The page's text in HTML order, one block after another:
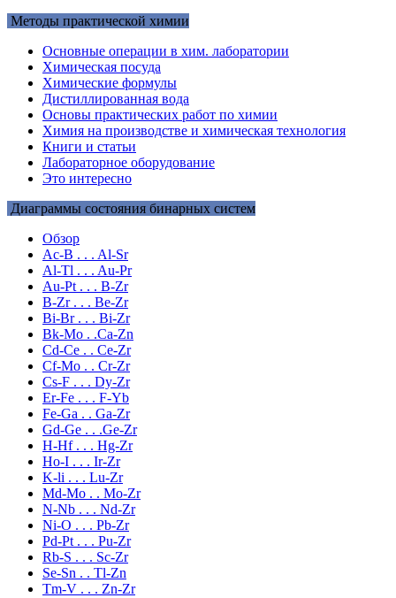
Методы практической химии
Основные операции в хим. лаборатории
Химическая посуда
Химические формулы
Дистиллированная вода
Основы практических работ по химии
Химия на производстве и химическая технология
Книги и статьи
Лабораторное оборудование
Это интересно
Диаграммы состояния бинарных систем
Обзор
Ac-B . . . Al-Sr
Al-Tl . . . Au-Pr
Au-Pt . . . B-Zr
B-Zr . . . Be-Zr
Bi-Br . . . Bi-Zr
Bk-Mo . .Ca-Zn
Cd-Ce . . Ce-Zr
Cf-Mo . . Cr-Zr
Cs-F . . . Dy-Zr
Er-Fe . . . F-Yb
Fe-Ga . . Ga-Zr
Gd-Ge . . .Ge-Zr
H-Hf . . . Hg-Zr
Ho-I . . . Ir-Zr
K-li . . . Lu-Zr
Md-Mo . . Mo-Zr
N-Nb . . . Nd-Zr
Ni-O . . . Pb-Zr
Pd-Pt . . . Pu-Zr
Rb-S . . . Sc-Zr
Se-Sn . . Tl-Zn
Tm-V . . . Zn-Zr